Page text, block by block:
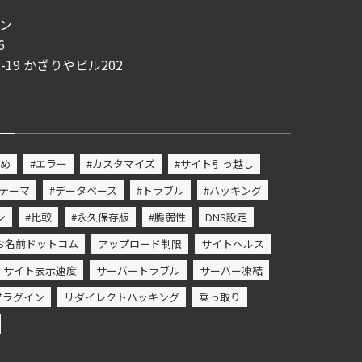
かざりやビル202
#エラー #カスタマイズ
#サイト引っ越し
ーマ #データベース #トラブル
#ハッキング
#比較 #永久保存版 #脆弱性
DNS設定
名前ドットコム アップロード制限
サイトヘルス
サイト表示速度 サーバートラブル
サーバー凍結
ラグイン リダイレクトハッキング
乗っ取り